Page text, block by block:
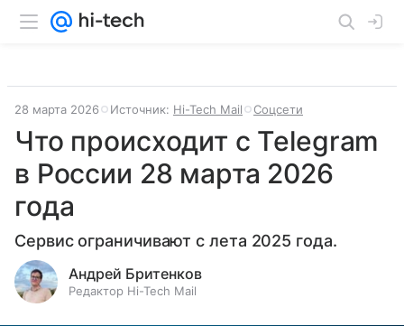
28 марта 2026 Источник: Hi-Tech Mail Соцсети
Что происходит с Telegram
в России 28 марта 2026
года
Сервис ограничивают с лета 2025 года.
Андрей Бритенков
Редактор Hi-Tech Mail